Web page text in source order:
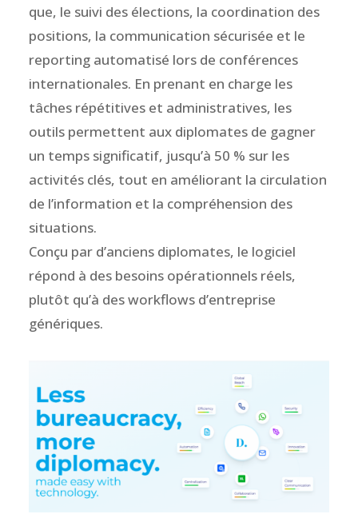
que, le suivi des élections, la coordination des
positions, la communication sécurisée et le
reporting automatisé lors de conférences
internationales. En prenant en charge les
tâches répétitives et administratives, les
outils permettent aux diplomates de gagner
un temps significatif, jusqu’à 50 % sur les
activités clés, tout en améliorant la circulation
de l’information et la compréhension des
situations.
Conçu par d’anciens diplomates, le logiciel
répond à des besoins opérationnels réels,
plutôt qu’à des workflows d’entreprise
génériques.